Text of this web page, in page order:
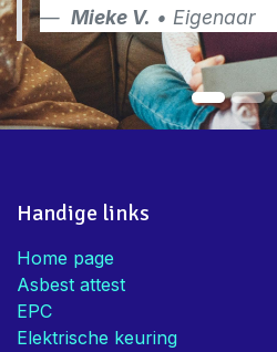
Mieke V. • Eigenaar
Handige links
Home page
Asbest attest
EPC
Elektrische keuring